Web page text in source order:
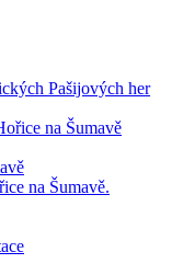
Pašijových her
na Šumavě
na Šumavě.